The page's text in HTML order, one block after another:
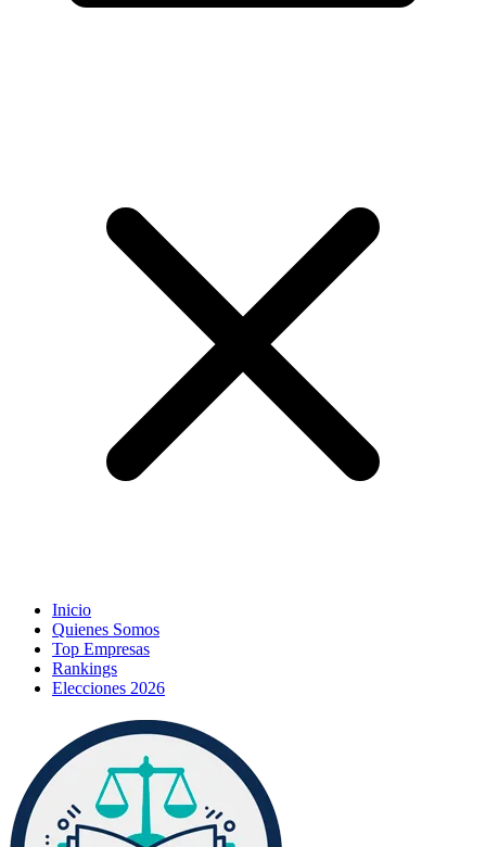
Inicio
Quienes Somos
Top Empresas
Rankings
Elecciones 2026